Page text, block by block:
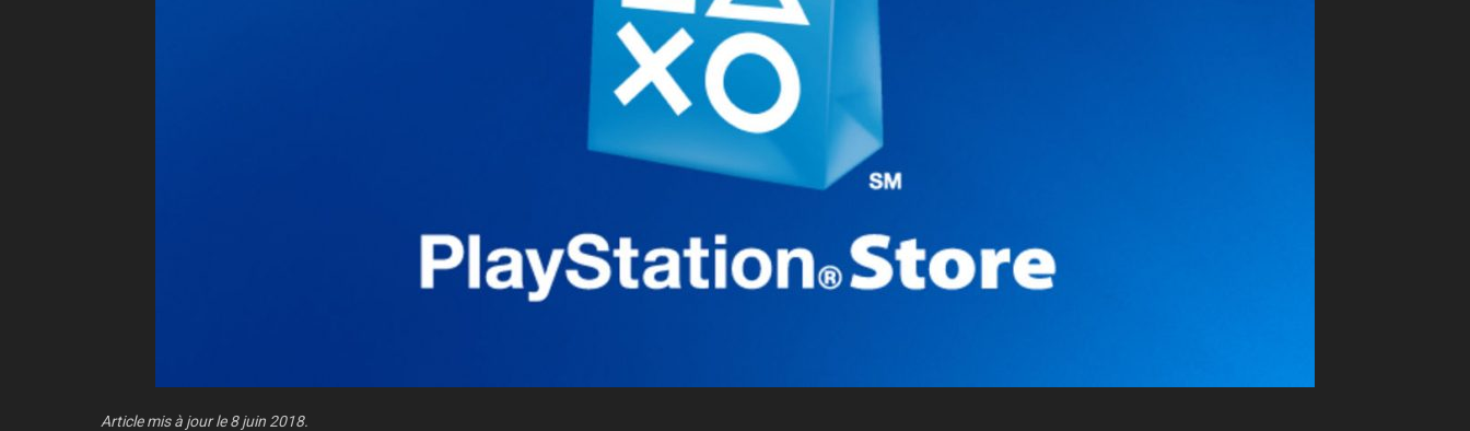
Article mis à jour le 8 juin 2018.